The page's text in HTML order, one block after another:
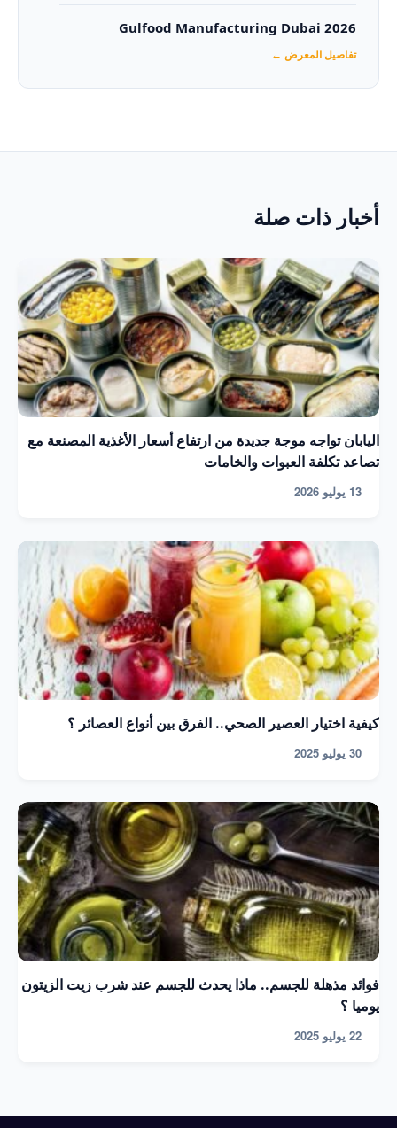
Gulfood Manufacturing Dubai 2026‏
تفاصيل المعرض ←
أخبار ذات صلة
اليابان تواجه موجة جديدة من ارتفاع أسعار الأغذية المصنعة مع
تصاعد تكلفة العبوات والخامات
13 يوليو 2026
كيفية اختيار العصير الصحي.. الفرق بين أنواع العصائر ؟
30 يوليو 2025
فوائد مذهلة للجسم.. ماذا يحدث للجسم عند شرب زيت الزيتون
يوميا ؟
22 يوليو 2025